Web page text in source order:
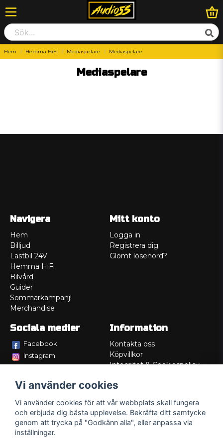
Hem Hemma HiFi Mediaspelare Mediaspelare
Mediaspelare
Navigera
Hem
Billjud
Lastbil 24V
Hemma HiFi
Bilvård
Guider
Sommarkampanj!
Merchandise
Mitt konto
Logga in
Registrera dig
Glömt lösenord?
Sociala medier
Facebook
Instagram
Information
Kontakta oss
Köpvillkor
Integritet & Cookiespolicy
Service/Garanti
Lådritning
Om oss
Vi använder cookies
Vi använder cookies för att vår webbplats skall fungera
och erbjuda dig bästa upplevelse. Bekräfta ditt samtycke
genom att trycka på "Godkänn alla", eller anpassa via
inställningar.